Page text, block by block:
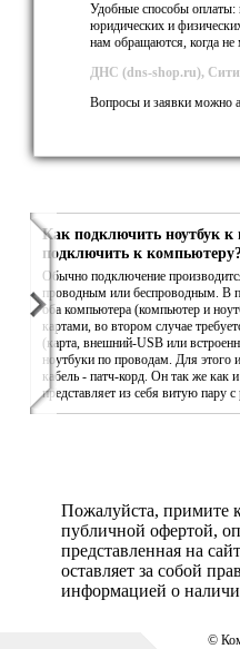
Удобные способы оплаты:
юридических и
нам обращаются, когда не
ДНС (dns-shop.ru),
Вопросы и заявки можно
Как подключить ноутбук к
подключить к
Обычно подключение
проводным или беспроводным. В
оба компьютера (компьютер и
картами, во втором случае
(карта, внешний-USB или
ноутбуки по проводам. Для этого
кабель - патч-корд. Он так же как
представляет из себя витую пару
Пожалуйста, примите
публичной офертой,
представленная на
оставляет за собой
информацией о
©